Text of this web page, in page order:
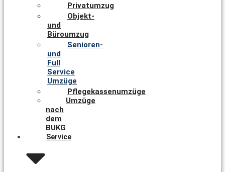
Privatumzug
Objekt-
und
Büroumzug
Senioren-
und
Full
Service
Umzüge
Pflegekassenumzüge
Umzüge
nach
dem
BUKG
Service